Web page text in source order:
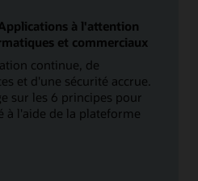
à l'attention
et commerciaux
continue, de
et d'une sécurité accrue.
sur les 6 principes pour
à l'aide de la plateforme